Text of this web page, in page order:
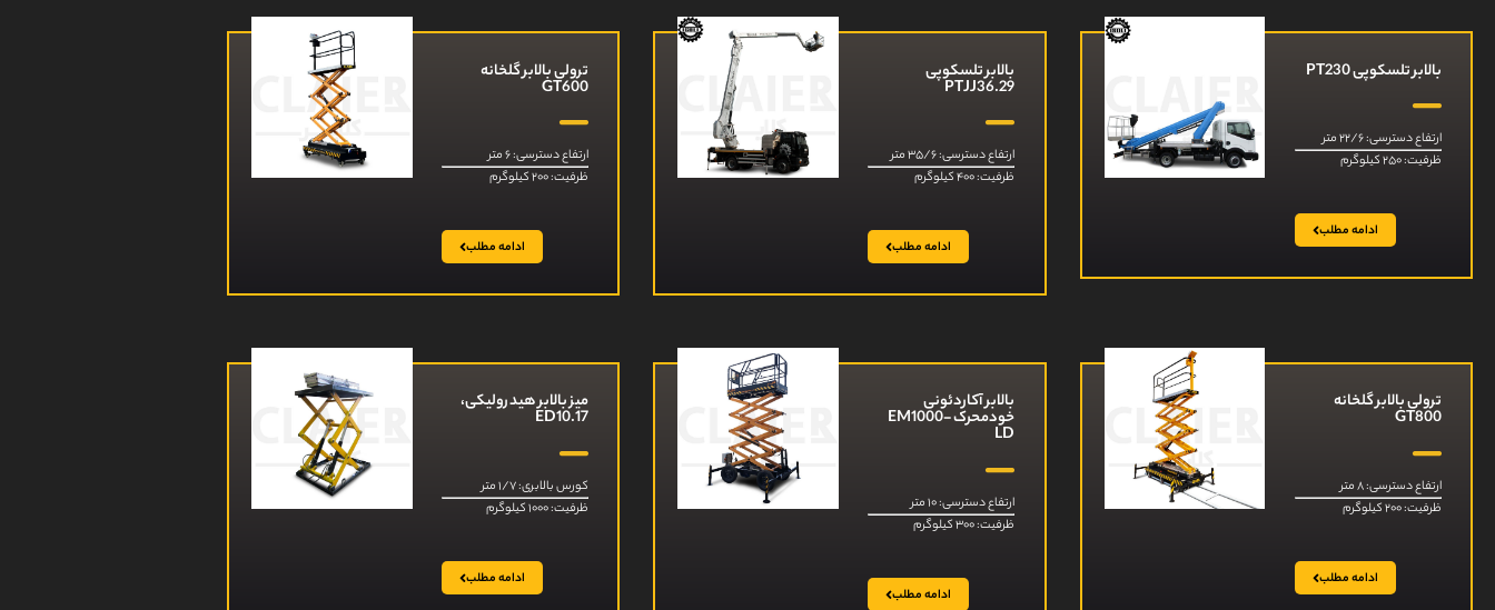
بالابر تلسکوپی PT230
ارتفاع دسترسی: ۲۲/۶ متر
ظرفیت: ۲۵۰ کیلوگرم
ادامه مطلب
بالابر تلسکوپی
PTJJ36.29
ارتفاع دسترسی: ۳۵/۶ متر
ظرفیت: ۴۰۰ کیلوگرم
ادامه مطلب
ترولی بالابر گلخانه
GT600
ارتفاع دسترسی: ۶ متر
ظرفیت: ۲۰۰ کیلوگرم
ادامه مطلب
ترولی بالابر گلخانه
GT800
ارتفاع دسترسی: ۸ متر
ظرفیت: ۲۰۰ کیلوگرم
ادامه مطلب
بالابر آکاردئونی
خودمحرک EM1000-
LD
ارتفاع دسترسی: ۱۰ متر
ظرفیت: ۳۰۰ کیلوگرم
ادامه مطلب
میز بالابر هیدرولیکی،
ED10.17
کورس بالابری: ۱/۷ متر
ظرفیت: ۱۰۰۰ کیلوگرم
ادامه مطلب